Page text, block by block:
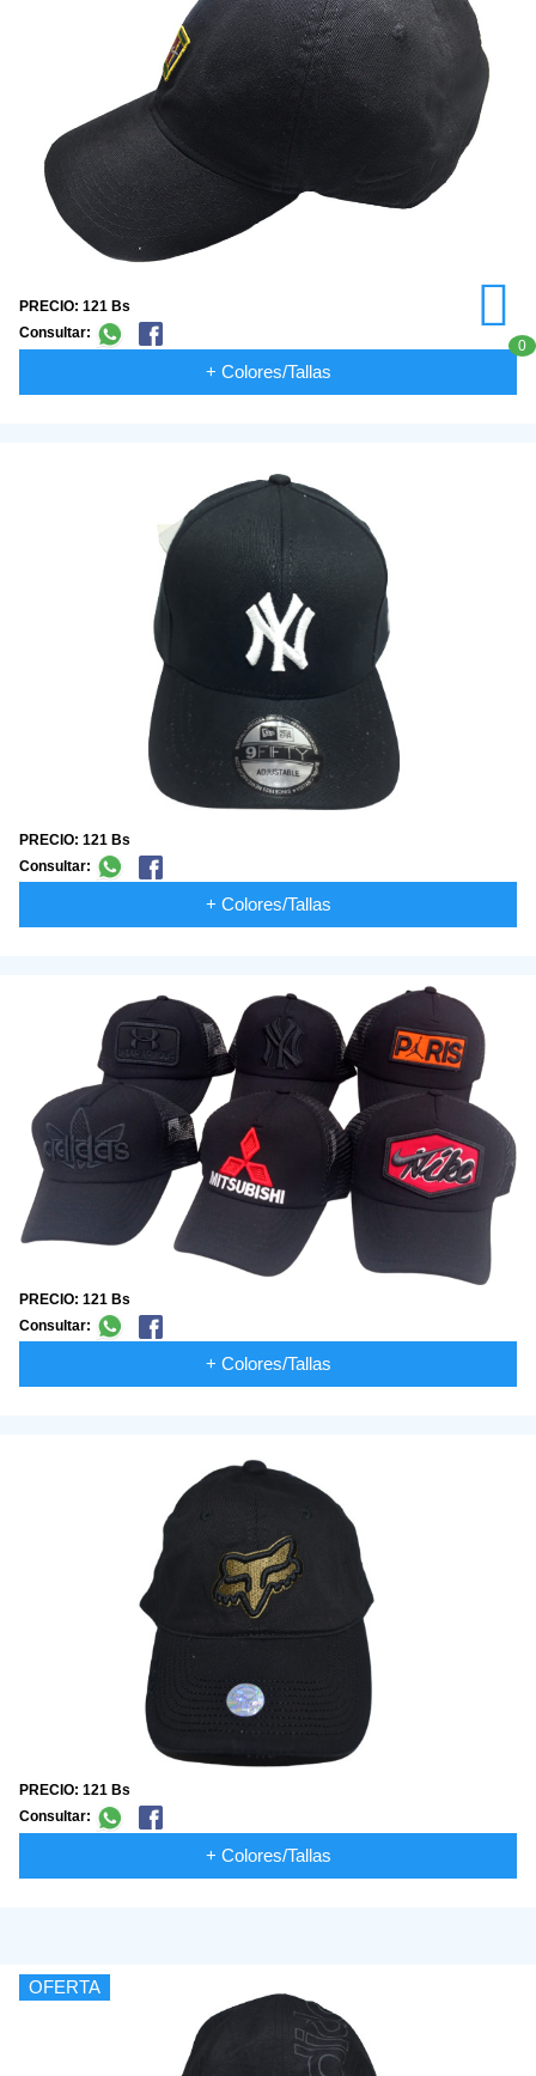
PRECIO: 121 Bs
Consultar:
+ Colores/Tallas
PRECIO: 121 Bs
Consultar:
+ Colores/Tallas
PRECIO: 121 Bs
Consultar:
+ Colores/Tallas
PRECIO: 121 Bs
Consultar:
+ Colores/Tallas
OFERTA
0